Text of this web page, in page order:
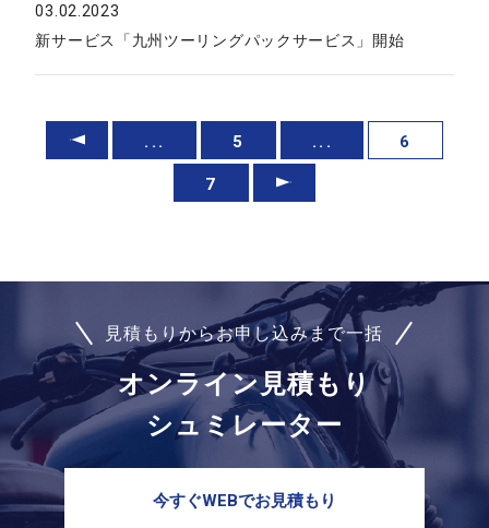
03.02.2023
新サービス「九州ツーリングパックサービス」開始
... 5 ... 6
7
見積もりからお申し込みまで一括
オンライン見積もり
シュミレーター
今すぐWEBでお見積もり